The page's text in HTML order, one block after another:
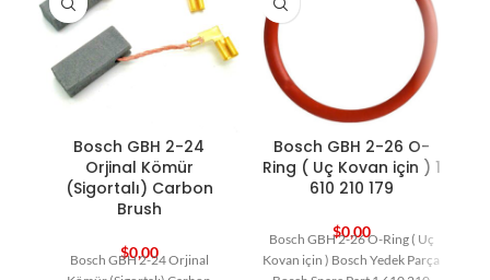
Bosch GBH 2-24
Orjinal Kömür
(Sigortalı) Carbon
Brush
$0,00
Bosch GBH 2-24 Orjinal
Bosch GBH 2-26 O-
Ring ( Uç Kovan için ) 1
610 210 179
$0,00
Bosch GBH 2-26 O-Ring ( Uç
Kovan için ) Bosch Yedek Parça